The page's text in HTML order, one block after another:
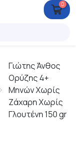
0
Γιώτης Άνθος
Ορύζης 4+
Μηνών Χωρίς
Ζάχαρη Χωρίς
Γλουτένη 150 gr